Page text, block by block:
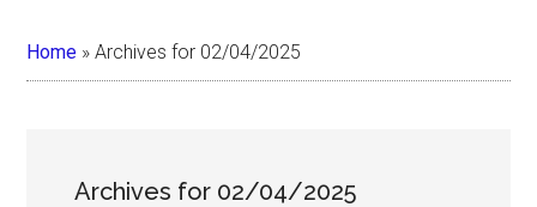
Home »Archives for 02/04/2025
Archives for 02/04/2025